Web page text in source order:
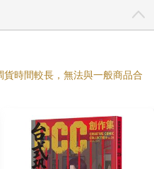
時間較長，無法與一般商品合